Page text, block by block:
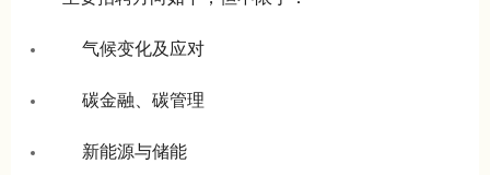
气候变化及应对
碳金融、碳管理
新能源与储能